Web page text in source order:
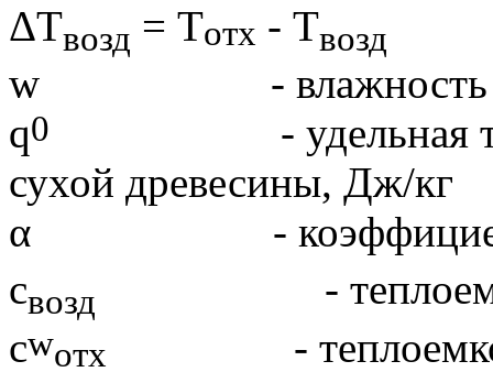
ΔТвозд = Tотх - Твозд
w - влажность
q0
- удельная
сухой древесины, Дж/кг
α - коэффициент
свозд
-
сwотх
-